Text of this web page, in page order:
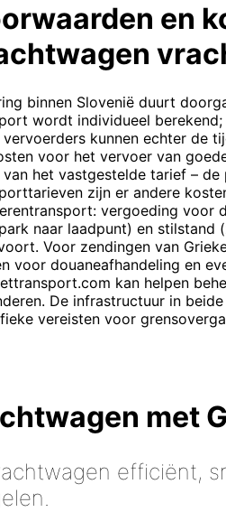
en
binnen Slovenië duurt
wordt individueel
vervoerders kunnen echter de
voor het vervoer van
van het vastgestelde tarief –
zijn er andere
vergoeding voor
naar laadpunt) en stilstand
Voor zendingen van
voor douaneafhandeling en
kan helpen
De infrastructuur in
vereisten voor
met
efficiënt,